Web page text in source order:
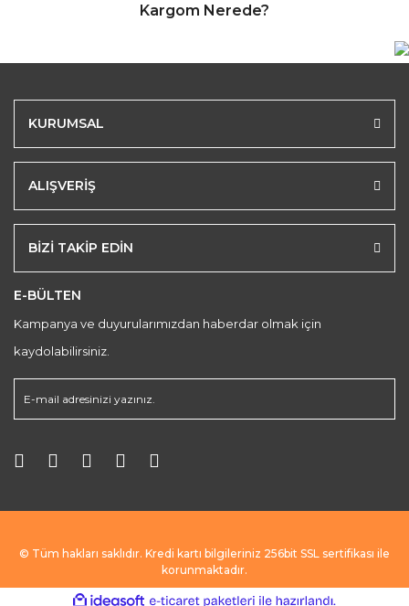
Kargom Nerede?
KURUMSAL
ALIŞVERİŞ
BİZİ TAKİP EDİN
E-BÜLTEN
Kampanya ve duyurularımızdan haberdar olmak için
kaydolabilirsiniz.
© Tüm hakları saklıdır. Kredi kartı bilgileriniz 256bit SSL sertifikası ile
korunmaktadır.
ideasoft e-